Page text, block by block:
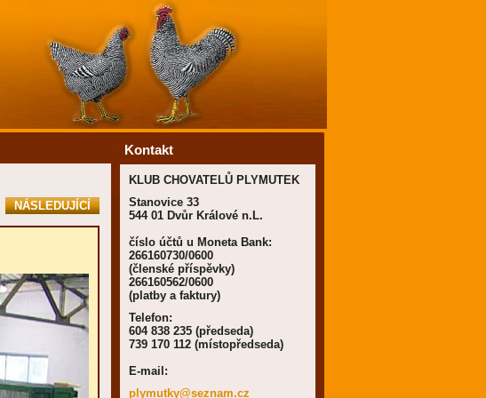
NÁSLEDUJÍCÍ
Kontakt
KLUB CHOVATELŮ PLYMUTEK
Stanovice 33
544 01 Dvůr Králové n.L.
číslo účtů u Moneta Bank:
266160730/0600
(členské příspěvky)
266160562/0600
(platby a faktury)
Telefon:
604 838 235 (předseda)
739 170 112 (místopředseda)
E-mail:
plymutky@seznam.cz